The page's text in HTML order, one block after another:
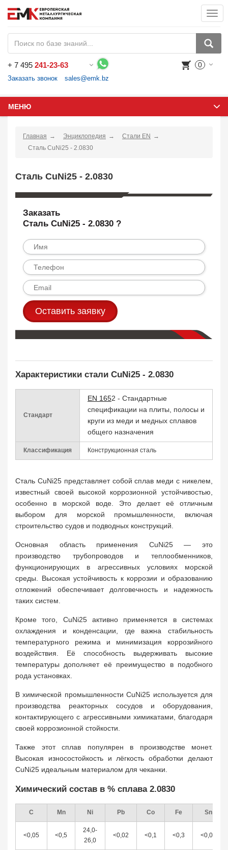
+ 7 495 241-23-63
Заказать звонок sales@emk.bz
0
МЕНЮ
Главная Энциклопедия
Стали EN
Сталь CuNi25 - 2.0830
Сталь CuNi25 - 2.0830
Заказать
Сталь CuNi25 - 2.0830 ?
Оставить заявку
Характеристики стали CuNi25 - 2.0830
Стандарт
EN 1652 - Стандартные
спецификации на плиты, полосы и
круги из меди и медных сплавов
общего назначения
Классификация Конструкционная сталь
Сталь CuNi25 представляет собой сплав меди с никелем,
известный своей высокой коррозионной устойчивостью,
особенно в морской воде. Это делает её отличным
выбором для морской промышленности, включая
строительство судов и подводных конструкций.
Основная область применения CuNi25 — это
производство трубопроводов и теплообменников,
функционирующих в агрессивных условиях морской
среды. Высокая устойчивость к коррозии и образованию
отложений обеспечивает долговечность и надежность
таких систем.
Кроме того, CuNi25 активно применяется в системах
охлаждения и конденсации, где важна стабильность
температурного режима и минимизация коррозийного
воздействия. Её способность выдерживать высокие
температуры дополняет её преимущество в подобного
рода установках.
В химической промышленности CuNi25 используется для
производства реакторных сосудов и оборудования,
контактирующего с агрессивными химикатами, благодаря
своей коррозионной стойкости.
Также этот сплав популярен в производстве монет.
Высокая износостойкость и лёгкость обработки делают
CuNi25 идеальным материалом для чеканки.
Химический состав в % сплава 2.0830
С Mn Ni Pb Co Fe Sn
<0,05 <0,5
24,0-
26,0
<0,02 <0,1 <0,3 <0,03